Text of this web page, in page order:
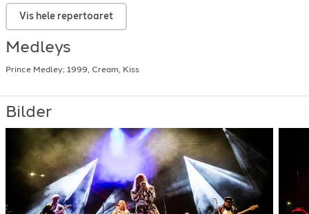
Bryan Adams-Summer of '69-
Chesney Hawkes- the one and only
David Bowie - Let's dance
Def Leppard-Animal -1987
John Farnham-You're The Voice-1986
Journey- Don't stop believing
Kim Wilde-You Came-1981
Lionel Richie-Dancing on the ceiling-1986
Madonna
Material girl
Michael Sambello- Maniac-
1983
Mr. Mister- Kyrie -1985
Paul McCartney-Say Say Say-1983
Vis hele repertoaret
Medleys
Prince Medley; 1999, Cream, Kiss
Bilder